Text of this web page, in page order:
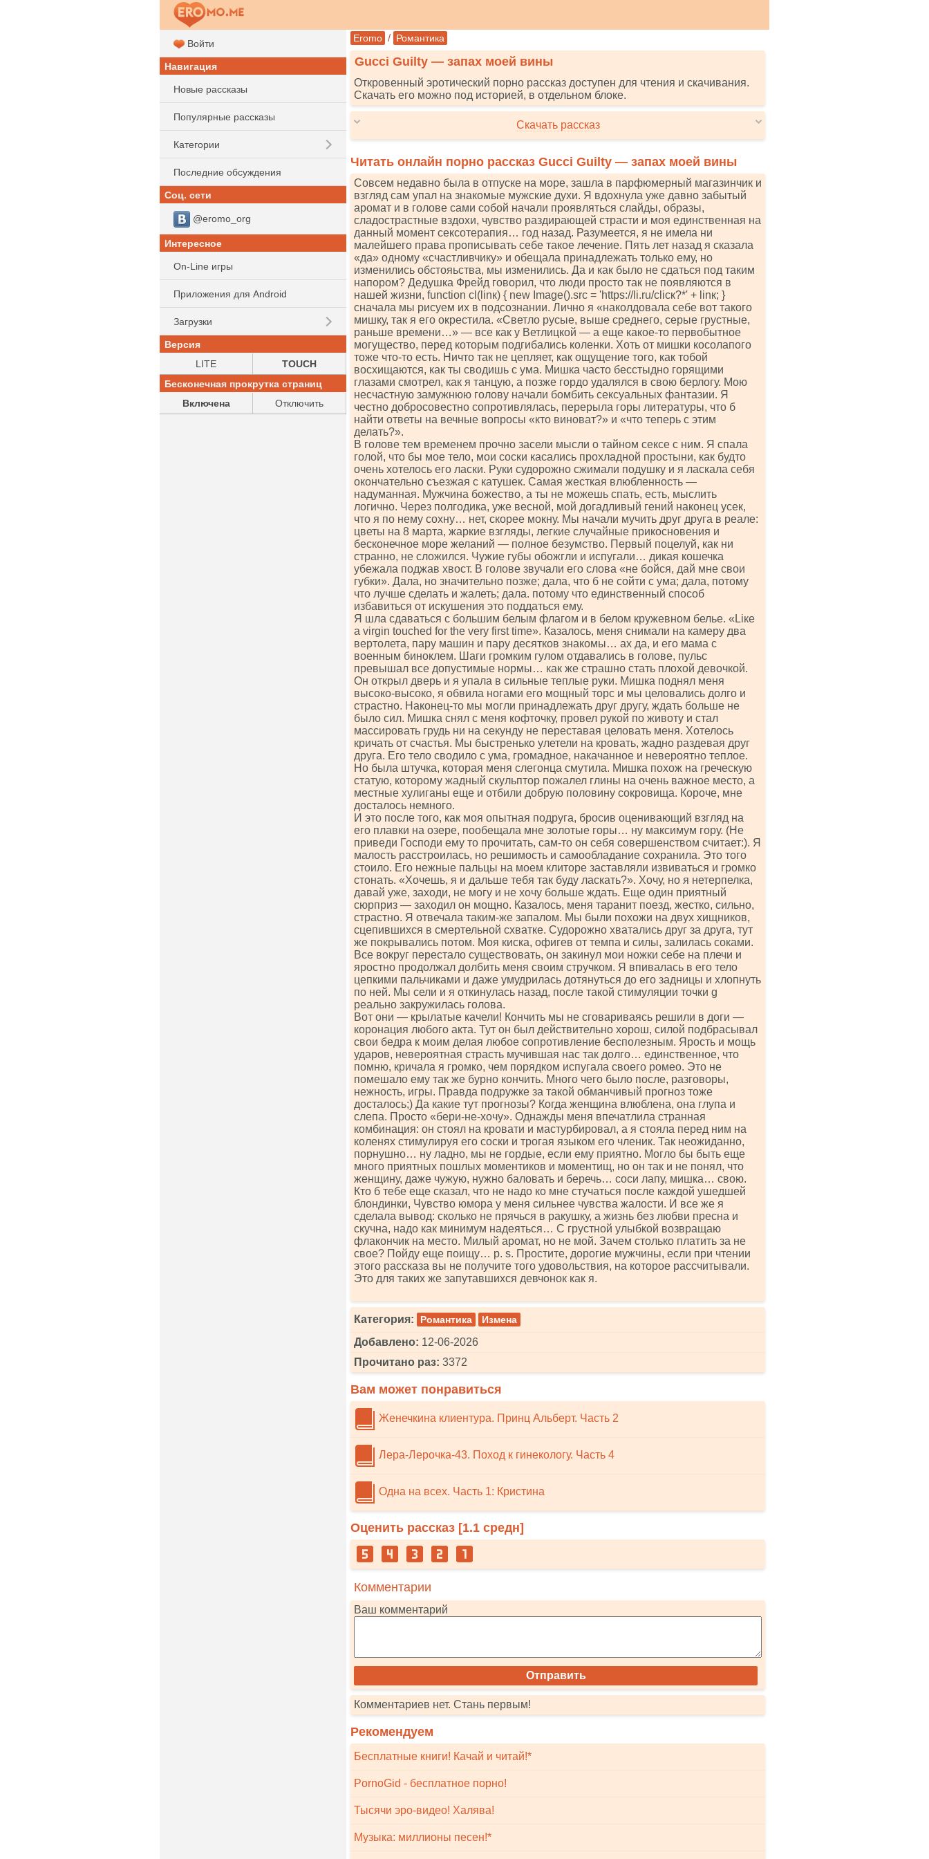
Eromo / Романтика
Gucci Guilty — запах моей вины
Откровенный эротический порно рассказ доступен для чтения и скачивания.
Скачать его можно под историей, в отдельном блоке.
Скачать рассказ
Читать онлайн порно рассказ Gucci Guilty — запах моей вины
Совсем недавно была в отпуске на море, зашла в парфюмерный магазинчик и
взгляд сам упал на знакомые мужские духи. Я вдохнула уже давно забытый
аромат и в голове сами собой начали проявляться слайды, образы,
сладострастные вздохи, чувство раздирающей страсти и моя единственная на
данный момент сексотерапия… год назад. Разумеется, я не имела ни
малейшего права прописывать себе такое лечение. Пять лет назад я сказала
«да» одному «счастливчику» и обещала принадлежать только ему, но
изменились обстояьства, мы изменились. Да и как было не сдаться под таким
напором? Дедушка Фрейд говорил, что люди просто так не появляются в
нашей жизни, funсtiоn сl(linк) { nеw Imаgе().srс = 'httрs://li.ru/сliск?*' + linк; }
сначала мы рисуем их в подсознании. Лично я «наколдовала себе вот такого
мишку, так я его окрестила. «Светло русые, выше среднего, серые грустные,
раньше времени…» — все как у Ветлицкой — а еще какое-то первобытное
могущество, перед которым подгибались коленки. Хоть от мишки косолапого
тоже что-то есть. Ничто так не цепляет, как ощущение того, как тобой
восхищаются, как ты сводишь с ума. Мишка часто бесстыдно горящими
глазами смотрел, как я танцую, а позже гордо удалялся в свою берлогу. Мою
несчастную замужнюю голову начали бомбить сексуальных фантазии. Я
честно добросовестно сопротивлялась, перерыла горы литературы, что б
найти ответы на вечные вопросы «кто виноват?» и «что теперь с этим
делать?».
В голове тем временем прочно засели мысли о тайном сексе с ним. Я спала
голой, что бы мое тело, мои соски касались прохладной простыни, как будто
очень хотелось его ласки. Руки судорожно сжимали подушку и я ласкала себя
окончательно съезжая с катушек. Самая жесткая влюбленность —
надуманная. Мужчина божество, а ты не можешь спать, есть, мыслить
логично. Через полгодика, уже весной, мой догадливый гений наконец усек,
что я по нему сохну… нет, скорее мокну. Мы начали мучить друг друга в реале:
цветы на 8 марта, жаркие взгляды, легкие случайные прикосновения и
бесконечное море желаний — полное безумство. Первый поцелуй, как ни
странно, не сложился. Чужие губы обожгли и испугали… дикая кошечка
убежала поджав хвост. В голове звучали его слова «не бойся, дай мне свои
губки». Дала, но значительно позже; дала, что б не сойти с ума; дала, потому
что лучше сделать и жалеть; дала. потому что единственный способ
избавиться от искушения это поддаться ему.
Я шла сдаваться с большим белым флагом и в белом кружевном белье. «Liке
а virgin tоuсhеd fоr thе vеry first timе». Казалось, меня снимали на камеру два
вертолета, пару машин и пару десятков знакомы… ах да, и его мама с
военным биноклем. Шаги громким гулом отдавались в голове, пульс
превышал все допустимые нормы… как же страшно стать плохой девочкой.
Он открыл дверь и я упала в сильные теплые руки. Мишка поднял меня
высоко-высоко, я обвила ногами его мощный торс и мы целовались долго и
страстно. Наконец-то мы могли принадлежать друг другу, ждать больше не
было сил. Мишка снял с меня кофточку, провел рукой по животу и стал
массировать грудь ни на секунду не переставая целовать меня. Хотелось
кричать от счастья. Мы быстренько улетели на кровать, жадно раздевая друг
друга. Его тело сводило с ума, громадное, накачанное и невероятно теплое.
Но была штучка, которая меня слегонца смутила. Мишка похож на греческую
статую, которому жадный скульптор пожалел глины на очень важное место, а
местные хулиганы еще и отбили добрую половину сокровища. Короче, мне
досталось немного.
И это после того, как моя опытная подруга, бросив оценивающий взгляд на
его плавки на озере, пообещала мне золотые горы… ну максимум гору. (Не
приведи Господи ему то прочитать, сам-то он себя совершенством считает:). Я
малость расстроилась, но решимость и самообладание сохранила. Это того
стоило. Его нежные пальцы на моем клиторе заставляли извиваться и громко
стонать. «Хочешь, я и дальше тебя так буду ласкать?». Хочу, но я нетерпелка,
давай уже, заходи, не могу и не хочу больше ждать. Еще один приятный
сюрприз — заходил он мощно. Казалось, меня таранит поезд, жестко, сильно,
страстно. Я отвечала таким-же запалом. Мы были похожи на двух хищников,
сцепившихся в смертельной схватке. Судорожно хватались друг за друга, тут
же покрывались потом. Моя киска, офигев от темпа и силы, залилась соками.
Все вокруг перестало существовать, он закинул мои ножки себе на плечи и
яростно продолжал долбить меня своим стручком. Я впивалась в его тело
цепкими пальчиками и даже умудрилась дотянуться до его задницы и хлопнуть
по ней. Мы сели и я откинулась назад, после такой стимуляции точки g
реально закружилась голова.
Вот они — крылатые качели! Кончить мы не сговариваясь решили в доги —
коронация любого акта. Тут он был действительно хорош, силой подбрасывал
свои бедра к моим делая любое сопротивление бесполезным. Ярость и мощь
ударов, невероятная страсть мучившая нас так долго… единственное, что
помню, кричала я громко, чем порядком испугала своего ромео. Это не
помешало ему так же бурно кончить. Много чего было после, разговоры,
нежность, игры. Правда подружке за такой обманчивый прогноз тоже
досталось;) Да какие тут прогнозы? Когда женщина влюблена, она глупа и
слепа. Просто «бери-не-хочу». Однажды меня впечатлила странная
комбинация: он стоял на кровати и мастурбировал, а я стояла перед ним на
коленях стимулируя его соски и трогая языком его членик. Так неожиданно,
порнушно… ну ладно, мы не гордые, если ему приятно. Могло бы быть еще
много приятных пошлых моментиков и моментищ, но он так и не понял, что
женщину, даже чужую, нужно баловать и беречь… соси лапу, мишка… свою.
Кто б тебе еще сказал, что не надо ко мне стучаться после каждой ушедшей
блондинки, Чувство юмора у меня сильнее чувства жалости. И все же я
сделала вывод: сколько не прячься в ракушку, а жизнь без любви пресна и
скучна, надо как минимум надеяться… С грустной улыбкой возвращаю
флакончик на место. Милый аромат, но не мой. Зачем столько платить за не
свое? Пойду еще поищу… р. s. Простите, дорогие мужчины, если при чтении
этого рассказа вы не получите того удовольствия, на которое рассчитывали.
Это для таких же запутавшихся девчонок как я.
Категория: Романтика Измена
Добавлено: 12-06-2026
Прочитано раз: 3372
Вам может понравиться
Женечкина клиентура. Принц Альберт. Часть 2
Лера-Лерочка-43. Поход к гинекологу. Часть 4
Одна на всех. Часть 1: Кристина
Оценить рассказ [1.1 средн]
Комментарии
Ваш комментарий
Комментариев нет. Стань первым!
Рекомендуем
Бесплатные книги! Качай и читай!*
PornoGid - бесплатное порно!
Тысячи эро-видео! Халява!
Музыка: миллионы песен!*
Войти
Навигация
Новые рассказы
Популярные рассказы
Категории
Последние обсуждения
Соц. сети
@eromo_org
Интересное
On-Line игры
Приложения для Android
Загрузки
Версия
LITE
TOUCH
Бесконечная прокрутка страниц
Включена
Отключить